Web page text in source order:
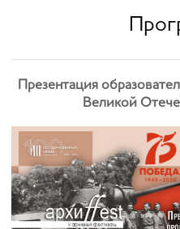
Презентация
Великой